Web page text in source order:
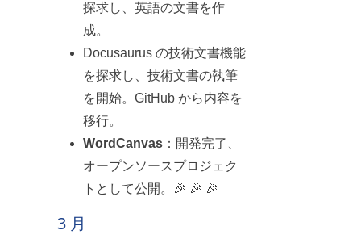
探求し、英語の文書を作
成。
Docusaurus の技術文書機能
を探求し、技術文書の執筆
を開始。GitHub から内容を
移行。
WordCanvas ：開発完了、
オープンソースプロジェク
トとして公開。🎉 🎉 🎉
3 月